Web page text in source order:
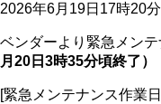
2026年6月19日17時20
ベンダーより緊急メン
月20日3時35分頃終了）
[緊急メンテナンス作業